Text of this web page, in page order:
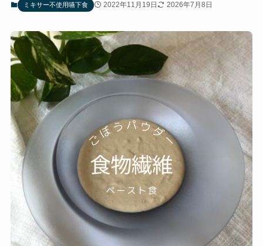
ミキサー不使用嚥下食 2022年11月19日 2026年7月8日